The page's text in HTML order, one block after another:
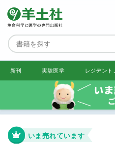
新刊 実験医学 レジデント
いま売れています